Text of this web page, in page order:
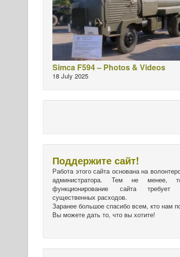
Simca F594 – Photos & Videos
18 July 2025
Поддержите сайт!
Работа этого сайта основана на
администратора. Тем не менее,
функционирование сайта требует
существенных расходов.
Заранее большое спасибо всем, кто нам
Вы можете дать то, что вы хотите!